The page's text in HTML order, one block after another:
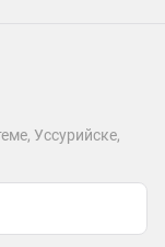
Уссурийске,